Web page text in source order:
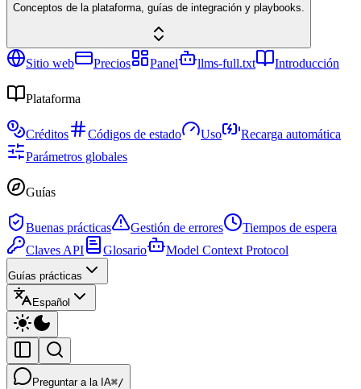
Conceptos de la plataforma, guías de integración y playbooks.
Sitio web Precios Panel llms-full.txt Introducción
Plataforma
Créditos Códigos de estado Uso
Recarga automática
Parámetros globales
Guías
Buenas prácticas Gestión de errores
Tiempos de espera
Claves API
Glosario Model Context Protocol
Guías prácticas
Español
Preguntar a la IA⌘/